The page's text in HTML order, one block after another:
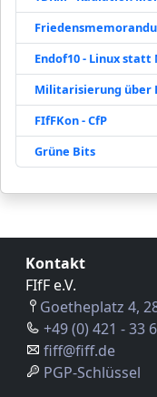
Endof10 - Linux statt
Militarisierung über
FIfFKon - CfP
Grüne Bits
Kontakt
FIfF e.V.
Goetheplatz 4,
+49 (0) 421 - 33
fiff@fiff.de
PGP-Schlüssel